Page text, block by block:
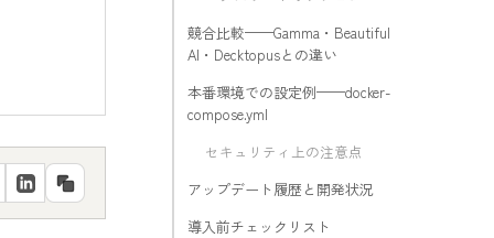
競合比較——Gamma・Beautiful
AI・Decktopusとの違い
本番環境での設定例——docker-
compose.yml
セキュリティ上の注意点
アップデート履歴と開発状況
導入前チェックリスト